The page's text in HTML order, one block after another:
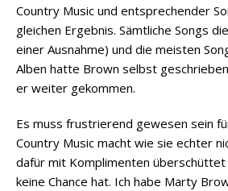
Country Music und entsprechender
gleichen Ergebnis. Sämtliche Songs
einer Ausnahme) und die meisten
Alben hatte Brown selbst
er weiter gekommen.
Es muss frustrierend gewesen sein
Country Music macht wie sie echter
dafür mit Komplimenten überschüttet
keine Chance hat. Ich habe Marty